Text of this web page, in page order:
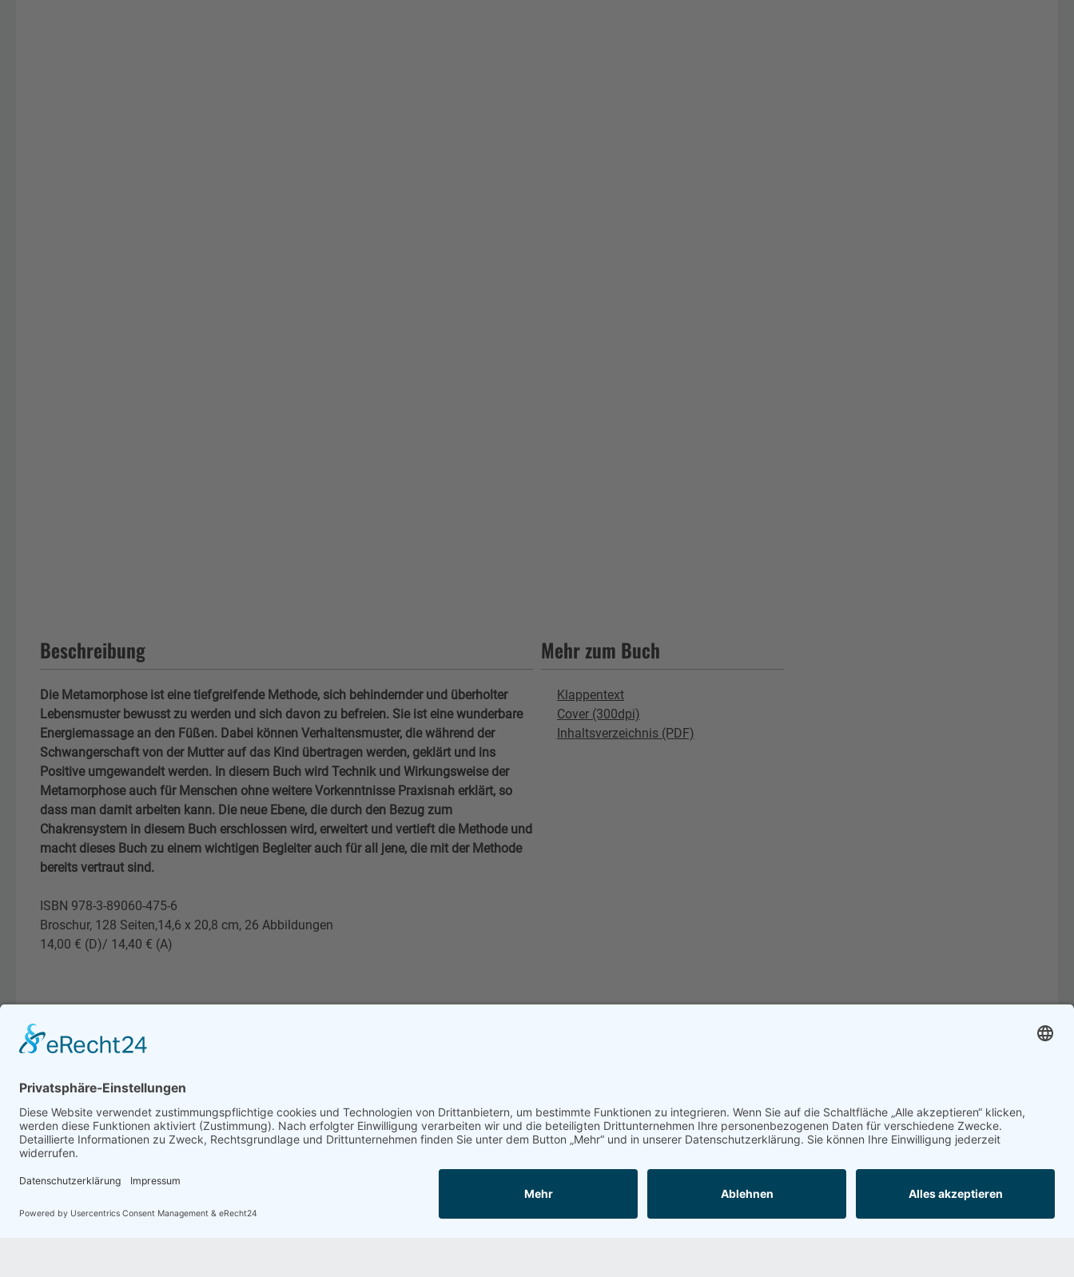
Beschreibung
Die Metamorphose ist eine tiefgreifende Methode, sich behindernder und überholter
Lebensmuster bewusst zu werden und sich davon zu befreien. Sie ist eine wunderbare
Energiemassage an den Füßen. Dabei können Verhaltensmuster, die während der
Schwangerschaft von der Mutter auf das Kind übertragen werden, geklärt und ins
Positive umgewandelt werden. In diesem Buch wird Technik und Wirkungsweise der
Metamorphose auch für Menschen ohne weitere Vorkenntnisse Praxisnah erklärt, so
dass man damit arbeiten kann. Die neue Ebene, die durch den Bezug zum
Chakrensystem in diesem Buch erschlossen wird, erweitert und vertieft die Methode und
macht dieses Buch zu einem wichtigen Begleiter auch für all jene, die mit der Methode
bereits vertraut sind.
ISBN 978-3-89060-475-6
Broschur, 128 Seiten,14,6 x 20,8 cm, 26 Abbildungen
14,00 € (D)/ 14,40 € (A)
Mehr zum Buch
Klappentext
Cover (300dpi)
Inhaltsverzeichnis (PDF)
Artikel bewerten